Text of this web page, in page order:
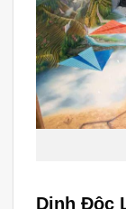
Dinh Độc